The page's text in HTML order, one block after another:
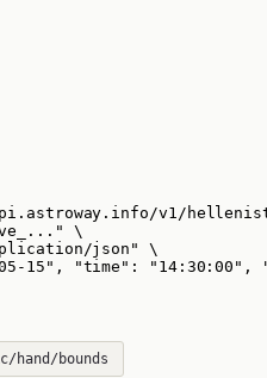
v1/
"
\
json"
\
15", "time":
bounds